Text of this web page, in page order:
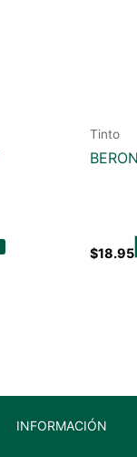
Tinto
$18.95
INFORMACIÓN